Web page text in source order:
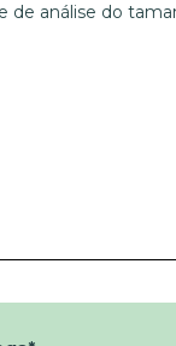
de análise do